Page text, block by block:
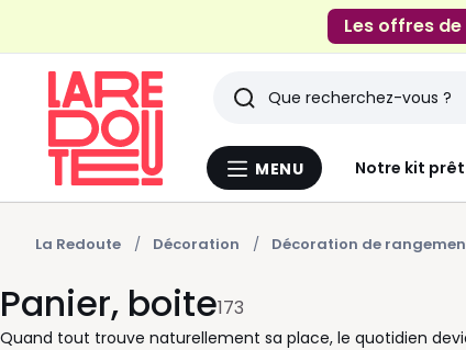
Les offres
Menu
MENU Notre kit
Rechercher
Derniers
articles
vus
La Redoute Décoration Décoration de
Panier, boite173
Quand tout trouve naturellement sa place, le quotidien